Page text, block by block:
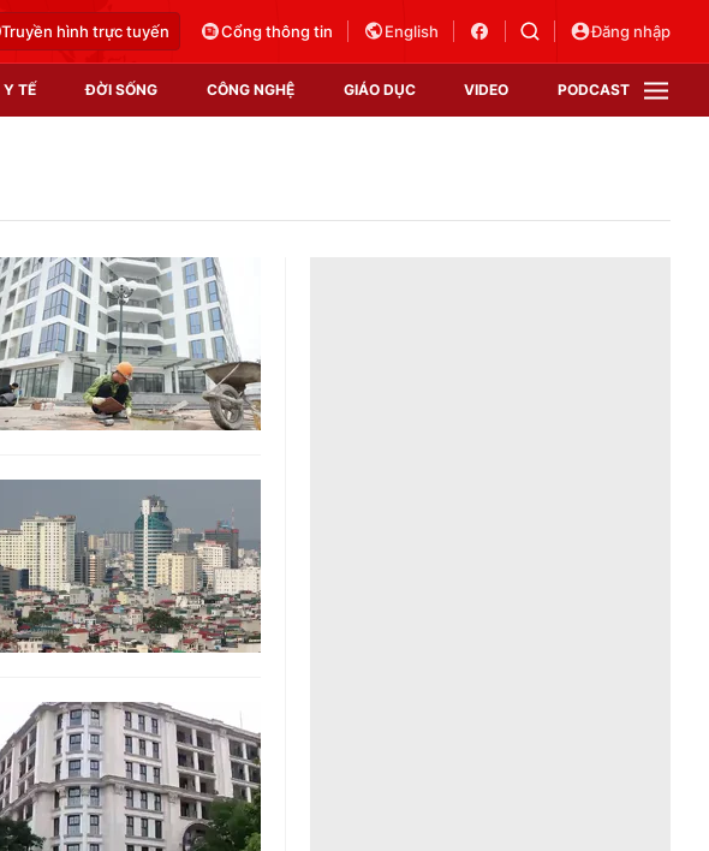
Truyền hình trực tuyến Cổng thông tin English Đăng nhập
Y TẾ ĐỜI SỐNG CÔNG NGHỆ GIÁO DỤC VIDEO PODCAST
Video
Shorts video
Podcast
EMagazine
Photo
Infographic
Góc ảnh
Công nghệ
Hitech Công nghệ tương lai
Sản phẩm
Thị trường
Tư vấn
VTV Sức khoẻ